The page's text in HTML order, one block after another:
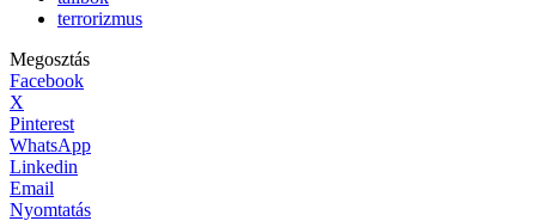
terrorizmus
Megosztás
Facebook
X
Pinterest
WhatsApp
Linkedin
Email
Nyomtatás